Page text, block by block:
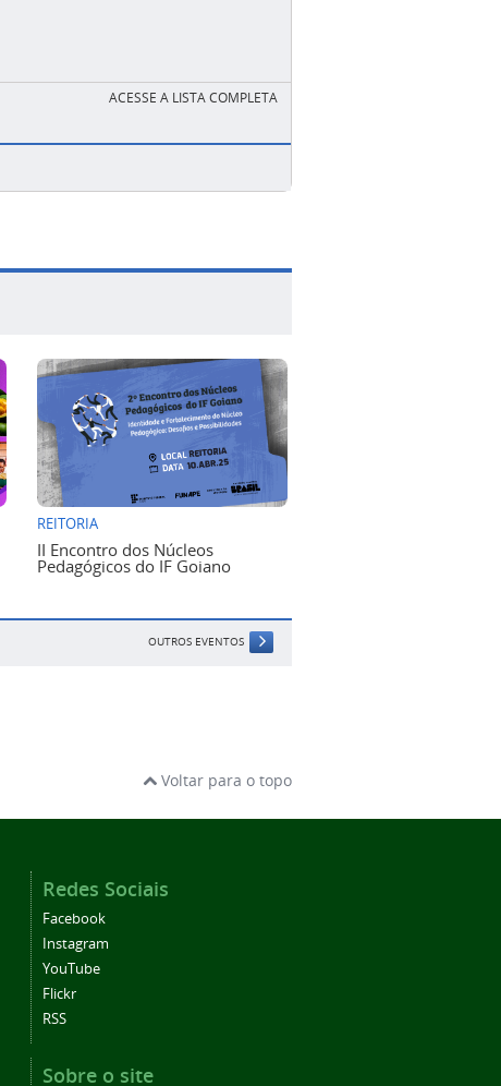
ACESSE A LISTA COMPLETA
REITORIA
II Encontro dos Núcleos
Pedagógicos do IF Goiano
OUTROS EVENTOS
Voltar para o topo
Redes Sociais
Facebook
Instagram
YouTube
Flickr
RSS
Sobre o site